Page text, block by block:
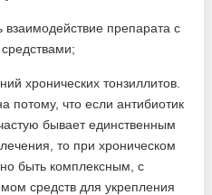
взаимодействие препарата с
хронических тонзиллитов.
потому, что если антибиотик
бывает единственным
то при хроническом
быть комплексным, с
средств для укрепления